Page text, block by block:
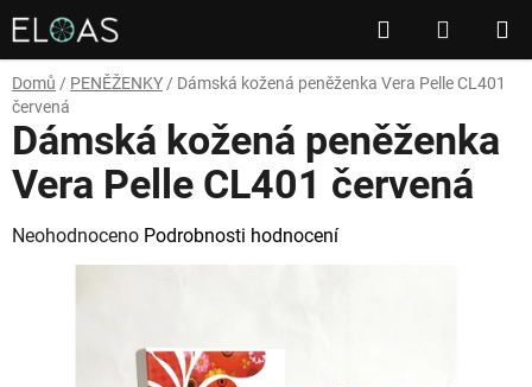
Přejít
na
obsah
Hledat
KOŠÍK
Domů / PENĚŽENKY / Dámská kožená peněženka Vera Pelle CL401
červená
Dámská kožená peněženka
Vera Pelle CL401 červená
Průměrné
hodnocení
Neohodnoceno Podrobnosti hodnocení